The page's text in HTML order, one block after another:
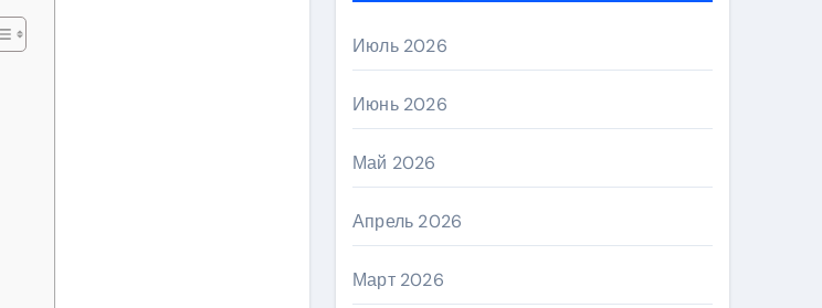
Июль 2026
Июнь 2026
Май 2026
Апрель 2026
Март 2026